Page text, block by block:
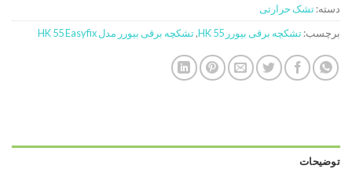
دسته:تشک حرارتی
برچسب:تشکچه برقی بیورر HK 55 ,تشکچه برقی بیورر مدل HK 55 Easyfix
توضیحات